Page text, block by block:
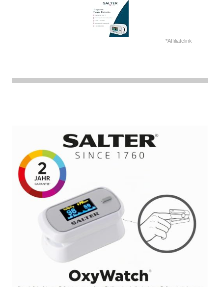
*Affiliatelink